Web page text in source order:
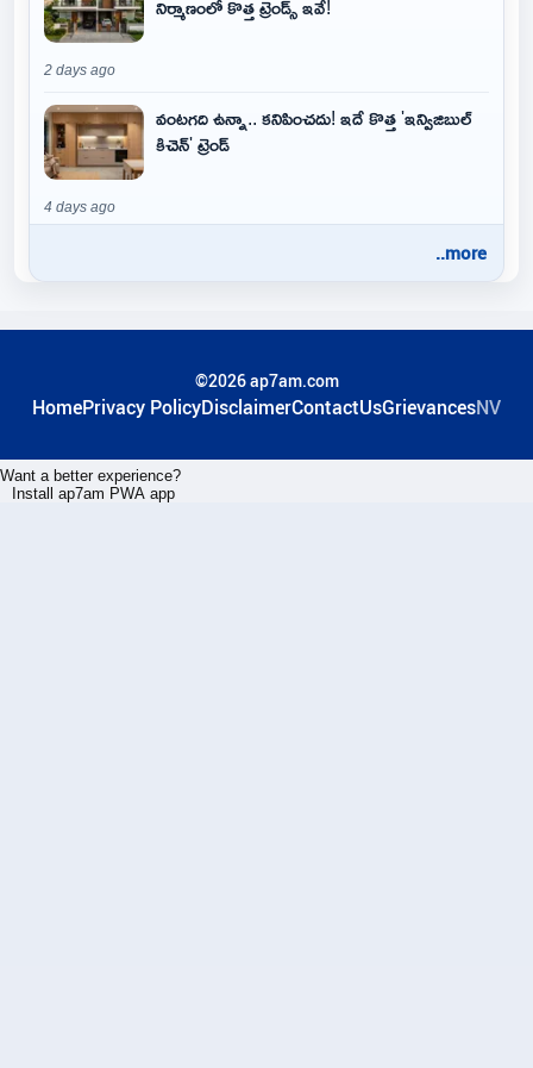
నిర్మాణంలో కొత్త ట్రెండ్స్ ఇవే!
2 days ago
వంటగది ఉన్నా.. కనిపించదు! ఇదే కొత్త 'ఇన్విజిబుల్
కిచెన్' ట్రెండ్
4 days ago
..more
©2026 ap7am.com
HomePrivacy PolicyDisclaimerContactUsGrievancesNV
Want a better experience?
Install ap7am PWA app